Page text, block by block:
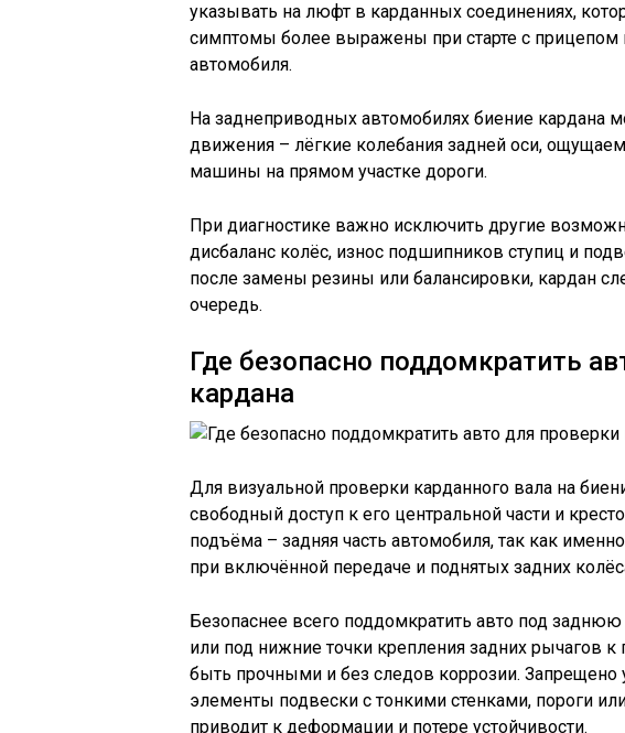
указывать на люфт в карданных соединениях,
симптомы более выражены при старте с прицепом
автомобиля.
На заднеприводных автомобилях биение кардана
движения – лёгкие колебания задней оси,
машины на прямом участке дороги.
При диагностике важно исключить другие
дисбаланс колёс, износ подшипников ступиц и
после замены резины или балансировки, кардан
очередь.
Где безопасно поддомкратить
кардана
Для визуальной проверки карданного вала на
свободный доступ к его центральной части и
подъёма – задняя часть автомобиля, так как
при включённой передаче и поднятых задних
Безопаснее всего поддомкратить авто под
или под нижние точки крепления задних рычагов
быть прочными и без следов коррозии. Запрещено
элементы подвески с тонкими стенками, пороги
приводит к деформации и потере устойчивости.